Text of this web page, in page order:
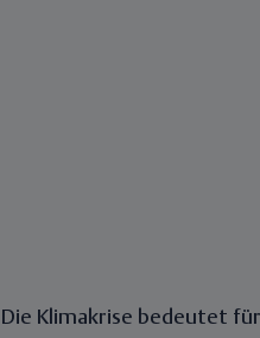
Die Klimakrise bedeutet